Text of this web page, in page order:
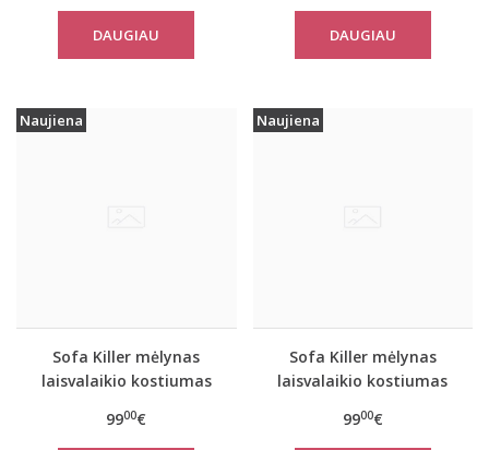
DAUGIAU DAUGIAU
Naujiena
Sofa Killer mėlynas
laisvalaikio kostiumas
9900€
Naujiena
Sofa Killer mėlynas
laisvalaikio kostiumas
9900€